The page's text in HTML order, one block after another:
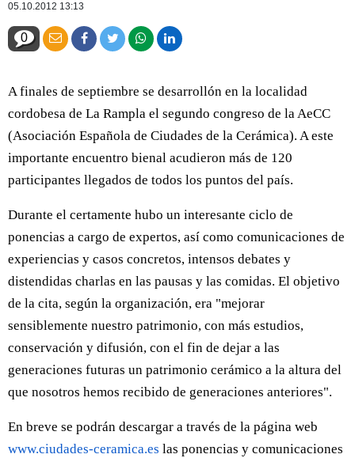
05.10.2012 13:13
0
A finales de septiembre se desarrollón en la localidad
cordobesa de La Rampla el segundo congreso de la AeCC
(Asociación Española de Ciudades de la Cerámica). A este
importante encuentro bienal acudieron más de 120
participantes llegados de todos los puntos del país.
Durante el certamente hubo un interesante ciclo de
ponencias a cargo de expertos, así como comunicaciones de
experiencias y casos concretos, intensos debates y
distendidas charlas en las pausas y las comidas. El objetivo
de la cita, según la organización, era "mejorar
sensiblemente nuestro patrimonio, con más estudios,
conservación y difusión, con el fin de dejar a las
generaciones futuras un patrimonio cerámico a la altura del
que nosotros hemos recibido de generaciones anteriores".
En breve se podrán descargar a través de la página web
www.ciudades-ceramica.es las ponencias y comunicaciones